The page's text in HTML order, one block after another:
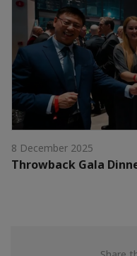
8 December 2025
Throwback Gala